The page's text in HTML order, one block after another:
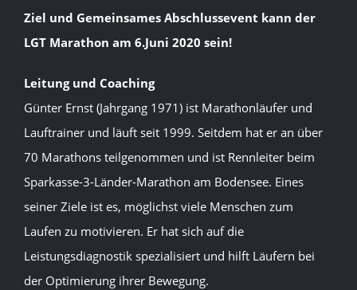
Ziel und Gemeinsames Abschlussevent kann der
LGT Marathon am 6.Juni 2020 sein!
Leitung und Coaching
Günter Ernst (Jahrgang 1971) ist Marathonläufer und
Lauftrainer und läuft seit 1999. Seitdem hat er an über
70 Marathons teilgenommen und ist Rennleiter beim
Sparkasse-3-Länder-Marathon am Bodensee. Eines
seiner Ziele ist es, möglichst viele Menschen zum
Laufen zu motivieren. Er hat sich auf die
Leistungsdiagnostik spezialisiert und hilft Läufern bei
der Optimierung ihrer Bewegung.